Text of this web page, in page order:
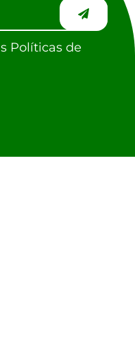
Políticas de